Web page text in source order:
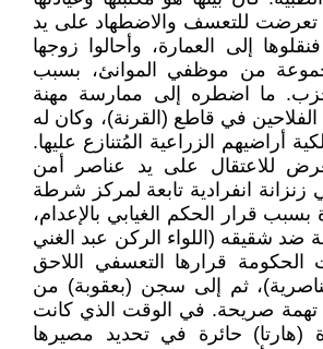
تعرضت للتعسف والاضطهاد على يد
إلى العمارة، وأحالوا زوجها
من موظفي الموانئ، بسبب
ما اضطره إلى ممارسة مهنة
الفلاحين في قاطع (القرنة)، وكان له
أراضيهم الزراعية المُتنازع عليها.
للاعتقال على يد عناصر أمن
زنزانة انفرادية تابعة لمركز شرطة
قرار الحكم الغيابي بالإعدام،
ضد شقيقه (اللواء الركن عبد الغني
الحكومة قرارها التعسفي اللاحق
ثم إلى سجن (بعقوبة) من
تهمة صريحة. في الوقت الذي كانت
(هارتا) حائرة في تحديد مصيرها